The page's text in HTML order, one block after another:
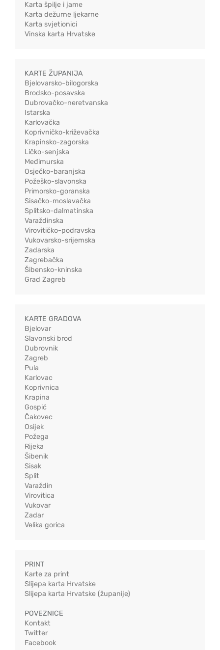
Karta špilje i jame
Karta dežurne ljekarne
Karta svjetionici
Vinska karta Hrvatske
KARTE ŽUPANIJA
Bjelovarsko-bilogorska
Brodsko-posavska
Dubrovačko-neretvanska
Istarska
Karlovačka
Koprivničko-križevačka
Krapinsko-zagorska
Ličko-senjska
Međimurska
Osječko-baranjska
Požeško-slavonska
Primorsko-goranska
Sisačko-moslavačka
Splitsko-dalmatinska
Varaždinska
Virovitičko-podravska
Vukovarsko-srijemska
Zadarska
Zagrebačka
Šibensko-kninska
Grad Zagreb
KARTE GRADOVA
Bjelovar
Slavonski brod
Dubrovnik
Zagreb
Pula
Karlovac
Koprivnica
Krapina
Gospić
Čakovec
Osijek
Požega
Rijeka
Šibenik
Sisak
Split
Varaždin
Virovitica
Vukovar
Zadar
Velika gorica
PRINT
Karte za print
Slijepa karta Hrvatske
Slijepa karta Hrvatske (županije)
POVEZNICE
Kontakt
Twitter
Facebook